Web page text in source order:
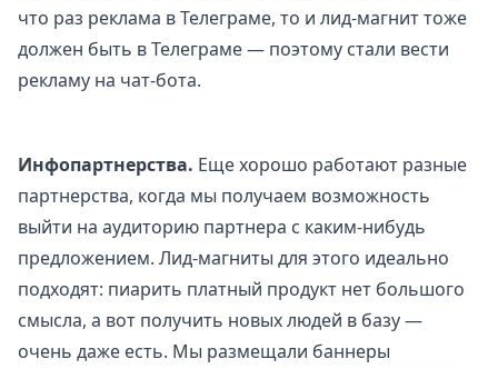
что раз реклама в Телеграме, то и лид-магнит тоже
должен быть в Телеграме — поэтому стали вести
рекламу на чат-бота.
Инфопартнерства. Еще хорошо работают разные
партнерства, когда мы получаем возможность
выйти на аудиторию партнера с каким-нибудь
предложением. Лид-магниты для этого идеально
подходят: пиарить платный продукт нет большого
смысла, а вот получить новых людей в базу —
очень даже есть. Мы размещали баннеры